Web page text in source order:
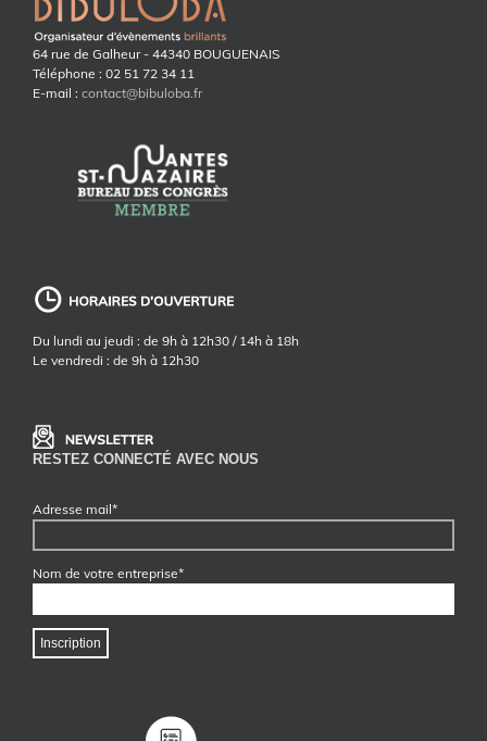
64 rue de Galheur - 44340 BOUGUENAIS
Téléphone : 02 51 72 34 11
E-mail : contact@bibuloba.fr
Du lundi au jeudi : de 9h à 12h30 / 14h à 18h
Le vendredi : de 9h à 12h30
RESTEZ CONNECTÉ AVEC NOUS
Adresse mail*
Nom de votre entreprise*